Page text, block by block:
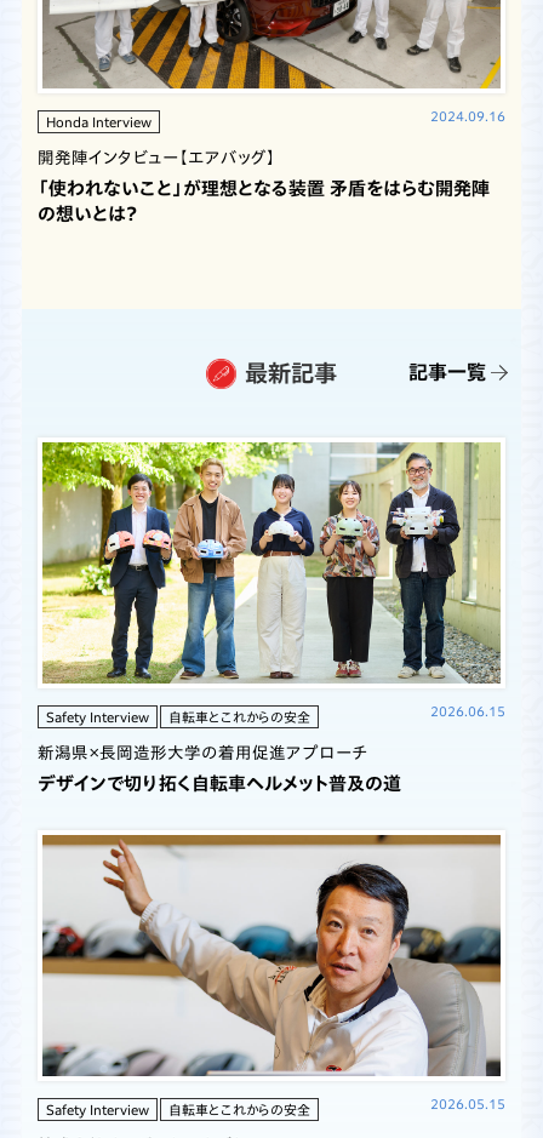
Honda Interview 2024.09.16
開発陣インタビュー【エアバッグ】
「使われないこと」が理想となる装置 矛盾をはらむ開発陣
の想いとは？
最新記事 記事一覧
Safety Interview 自転車とこれからの安全 2026.06.15
新潟県×長岡造形大学の着用促進アプローチ
デザインで切り拓く自転車ヘルメット普及の道
Safety Interview 自転車とこれからの安全 2026.05.15